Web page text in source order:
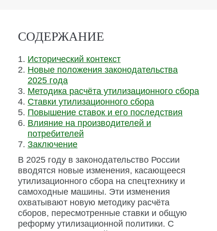
СОДЕРЖАНИЕ
Исторический контекст
Новые положения законодательства
2025 года
Методика расчёта утилизационного сбора
Ставки утилизационного сбора
Повышение ставок и его последствия
Влияние на производителей и
потребителей
Заключение
В 2025 году в законодательство России
вводятся новые изменения, касающееся
утилизационного сбора на спецтехнику и
самоходные машины. Эти изменения
охватывают новую методику расчёта
сборов, пересмотренные ставки и общую
реформу утилизационной политики. С